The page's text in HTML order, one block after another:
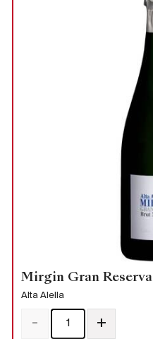
Mirgin Gran Reserva
Alta Alella
- +